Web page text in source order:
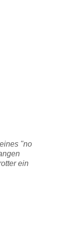
"no
ein